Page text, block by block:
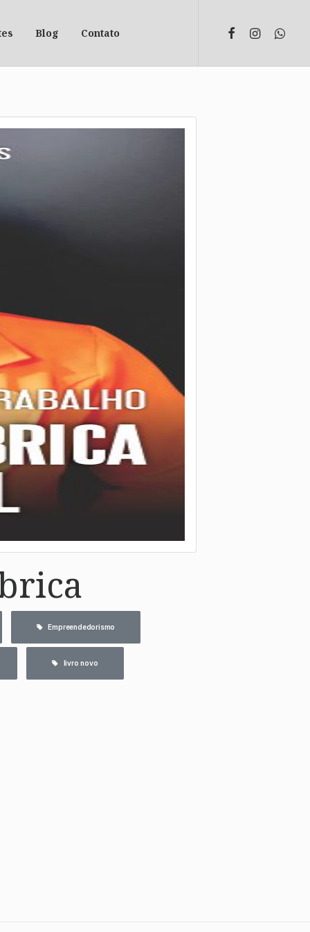
Blog Contato
Empreendedorismo
livro novo